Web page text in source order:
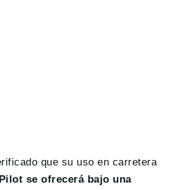
que su uso en carretera
se ofrecerá bajo una